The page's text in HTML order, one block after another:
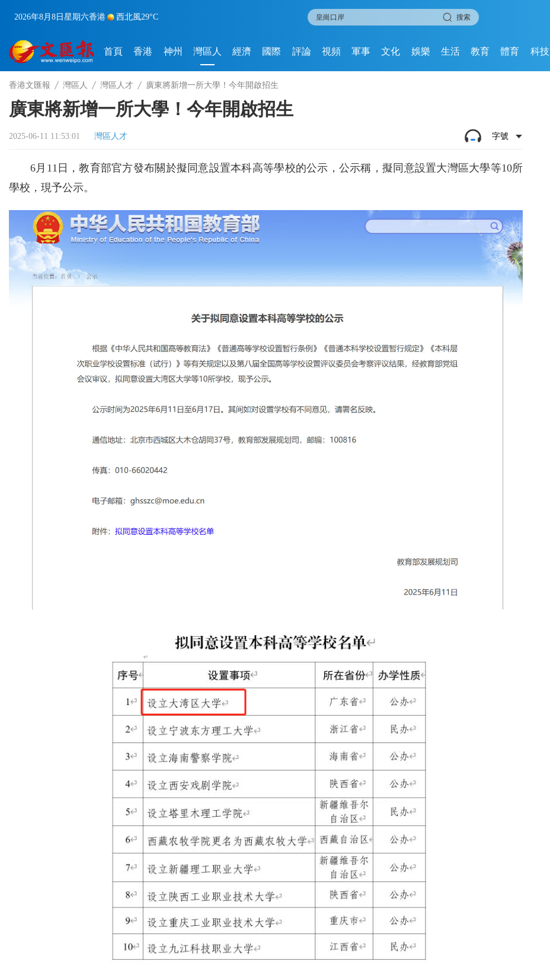
2026年8月8日 星期六香港 西北風29°C 搜索
首頁 香港 神州 灣區人 經濟 國際 評論 視頻 軍事 文化 娛樂 生活 教育 體育 科技
香港文匯報 灣區人 灣區人才 廣東將新增一所大學！今年開啟招生
廣東將新增一所大學！今年開啟招生
2025-06-11 11:53:01 灣區人才 字號
6月11日，教育部官方發布關於擬同意設置本科高等學校的公示，公示稱，擬同意設置大灣區大學等10所
學校，現予公示。